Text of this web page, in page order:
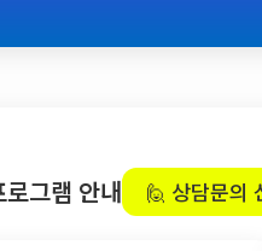
로그램 안내 🙋 상담문의